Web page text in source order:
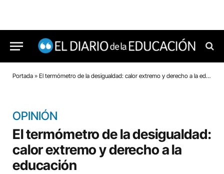
Portada » El termómetro de la desigualdad: calor extremo y derecho a la educación
OPINIÓN
El termómetro de la desigualdad:
calor extremo y derecho a la
educación